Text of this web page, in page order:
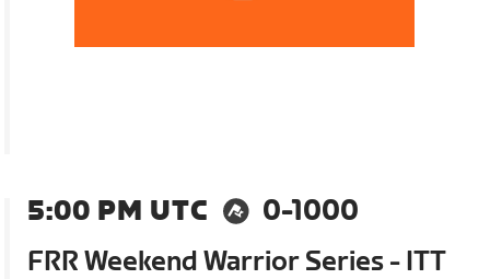
5:00 PM UTC
0-1000
FRR Weekend Warrior Series - ITT